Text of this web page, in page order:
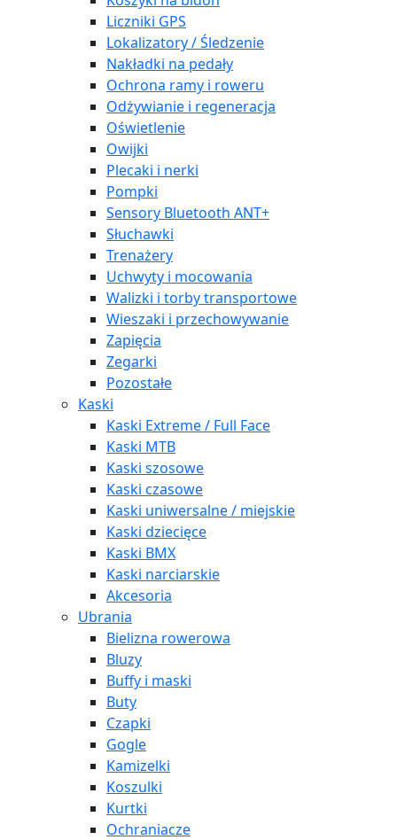
Liczniki GPS
Lokalizatory / Śledzenie
Nakładki na pedały
Ochrona ramy i roweru
Odżywianie i regeneracja
Oświetlenie
Owijki
Plecaki i nerki
Pompki
Sensory Bluetooth ANT+
Słuchawki
Trenażery
Uchwyty i mocowania
Walizki i torby transportowe
Wieszaki i przechowywanie
Zapięcia
Zegarki
Pozostałe
Kaski
Kaski Extreme / Full Face
Kaski MTB
Kaski szosowe
Kaski czasowe
Kaski uniwersalne / miejskie
Kaski dziecięce
Kaski BMX
Kaski narciarskie
Akcesoria
Ubrania
Bielizna rowerowa
Bluzy
Buffy i maski
Buty
Czapki
Gogle
Kamizelki
Koszulki
Kurtki
Ochraniacze